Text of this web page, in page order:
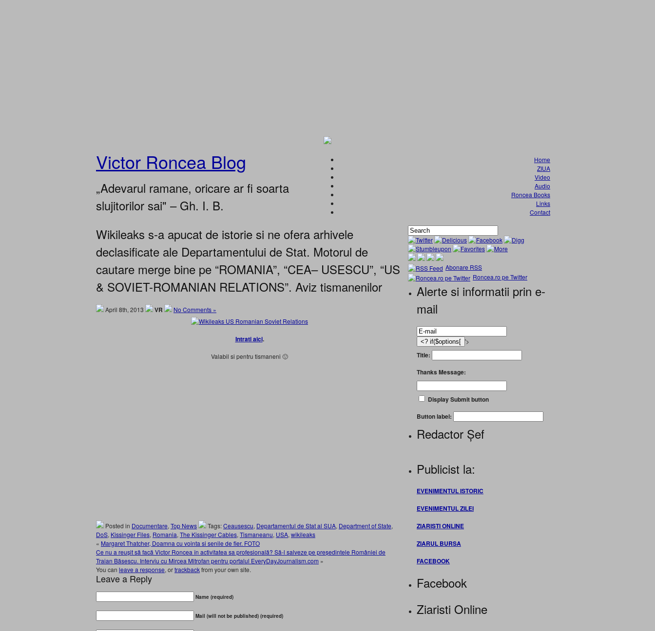
Victor Roncea Blog
„Adevarul ramane, oricare ar fi soarta
slujitorilor sai" – Gh. I. B.
Home
ZIUA
Video
Audio
Roncea Books
Links
Contact
Wikileaks s-a apucat de istorie si ne ofera arhivele
declasificate ale Departamentului de Stat. Motorul de
cautare merge bine pe “ROMANIA”, “CEA– USESCU”, “US
& SOVIET-ROMANIAN RELATIONS”. Aviz tismanenilor
April 8th, 2013 VR No Comments »
Intrati aici.
Valabil si pentru tismaneni 🙂
Posted in Documentare, Top News Tags:Ceausescu, Departamentul de Stat al SUA, Department of State,
DoS, Kissinger Files, Romania, The Kissinger Cables, Tismaneanu, USA, wikileaks
« Margaret Thatcher, Doamna cu vointa si senile de fier. FOTO
Ce nu a reușit să facă Victor Roncea în activitatea sa profesională? Să-l salveze pe președintele României de
Traian Băsescu. Interviu cu Mircea Mitrofan pentru portalul EveryDayJournalism.com »
You can leave a response, ortrackbackfrom your own site.
Leave a Reply
Name (required)
Mail (will not be published) (required)
Abonare RSS
Roncea.ro pe Twitter
Alerte si informatii prin e-
mail
'>
Title:
Thanks Message:
Display Submit button
Button label:
Redactor Șef
Publicist la:
EVENIMENTUL ISTORIC
EVENIMENTUL ZILEI
ZIARISTI ONLINE
ZIARUL BURSA
FACEBOOK
Facebook
Ziaristi Online